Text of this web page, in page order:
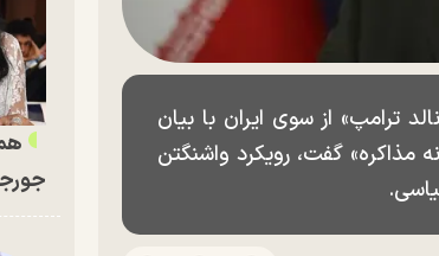
ترامپ» از سوی ایران با بیان
مذاکره» گفت، رویکرد واشنگتن